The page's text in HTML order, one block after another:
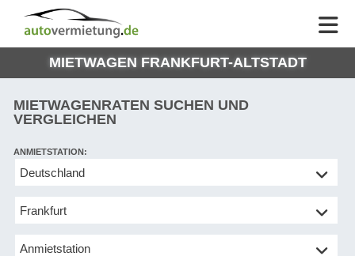
AUTOVERMIETUNG
AUTO
EUROPE
AUTOVERMIETUNG
HILFE
MIETWAGEN FRANKFURT-ALTSTADT
MIETWAGENRATEN SUCHEN UND
VERGLEICHEN
Mietwagen
anderer
ANMIETSTATION: